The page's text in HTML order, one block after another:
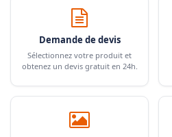
Demande de devis
Sélectionnez votre produit et
obtenez un devis gratuit en 24h.